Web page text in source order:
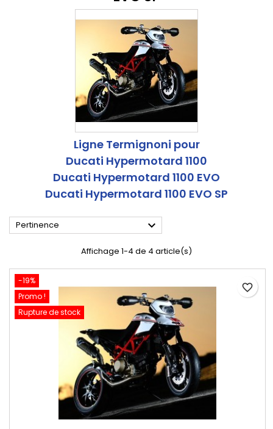
Ligne Termignoni pour
Ducati Hypermotard 1100
Ducati Hypermotard 1100 EVO
Ducati Hypermotard 1100 EVO SP
Pertinence 
Affichage 1-4 de 4 article(s)
-19%
Promo !
Rupture de stock
favorite_border